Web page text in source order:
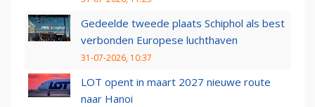
Gedeelde tweede plaats Schiphol als best
verbonden Europese luchthaven
31-07-2026, 10:37
LOT opent in maart 2027 nieuwe route
naar Hanoi